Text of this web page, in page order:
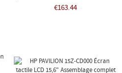
P54G002
€163.44